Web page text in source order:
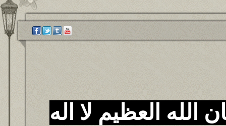
الله العظيم لا اله